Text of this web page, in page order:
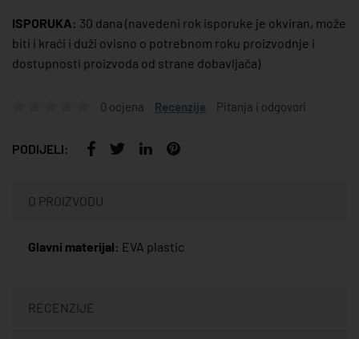
ISPORUKA: 30 dana (navedeni rok isporuke je okviran, može
biti i kraći i duži ovisno o potrebnom roku proizvodnje i
dostupnosti proizvoda od strane dobavljača)
0 ocjena Recenzije Pitanja i odgovori
PODIJELI:
O PROIZVODU
Glavni materijal: EVA plastic
RECENZIJE